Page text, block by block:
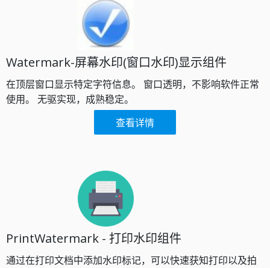
Watermark-屏幕水印(窗口水印)显示组件​
在顶层窗口显示特定字符信息。 窗口透明，不影响软件正常
使用。 无驱实现，成熟稳定。​
查看详情
PrintWatermark - 打印水印组件​
通过在打印文档中添加水印标记，可以快速获知打印以及拍